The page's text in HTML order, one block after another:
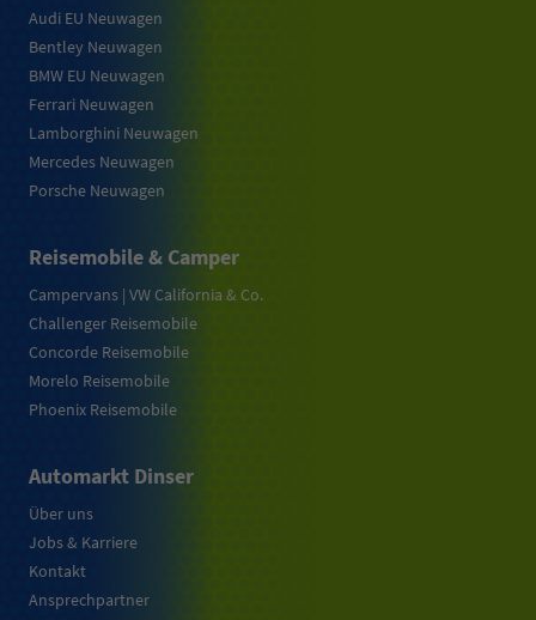
Audi EU Neuwagen
Bentley Neuwagen
BMW EU Neuwagen
Ferrari Neuwagen
Lamborghini Neuwagen
Mercedes Neuwagen
Porsche Neuwagen
Reisemobile & Camper
Campervans | VW California & Co.
Challenger Reisemobile
Concorde Reisemobile
Morelo Reisemobile
Phoenix Reisemobile
Automarkt Dinser
Über uns
Jobs & Karriere
Kontakt
Ansprechpartner